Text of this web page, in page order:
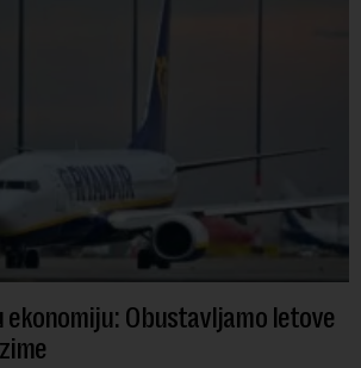
ekonomiju: Obustavljamo letove